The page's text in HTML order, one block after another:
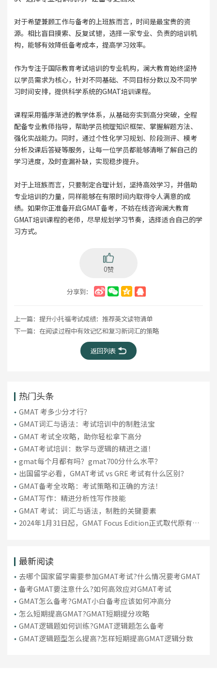
对于希望兼顾工作与备考的上班族而言，时间是最宝贵的资
源。相比盲目摸索、反复试错，选择一家专业、负责的培训机
构，能够有效降低备考成本，提高学习效率。
作为专注于国际教育考试培训的专业机构，澜大教育始终坚持
以学员需求为核心，针对不同基础、不同目标分数以及不同学
习时间安排，提供科学系统的GMAT培训课程。
课程采用循序渐进的教学体系，从基础夯实到高分突破，全程
配备专业教师指导，帮助学员梳理知识框架、掌握解题方法、
强化实战能力。同时，通过个性化学习规划、阶段测评、模考
分析及课后答疑等服务，让每一位学员都能够清晰了解自己的
学习进度，及时查漏补缺，实现稳步提升。
对于上班族而言，只要制定合理计划，坚持高效学习，并借助
专业培训的力量，同样能够在有限时间内取得令人满意的成
绩。如果你正准备开启GMAT备考，不妨在线咨询澜大教育
GMAT培训课程的老师，尽早规划学习节奏，选择适合自己的学
习方式。
0赞
分享到：
上一篇： 提升小托福考试成绩：推荐英文读物清单
下一篇： 在阅读过程中有效记忆和复习新词汇的策略
返回列表
热门头条
GMAT 考多少分才行？
GMAT词汇与语法：考试培训中的制胜法宝
​GMAT 考试全攻略，助你轻松拿下高分
GMAT考试培训：数学与逻辑的精进之道！
gmat每个月都有吗？gmat700分什么水平？
​出国留学必看，GMAT考试 vs GRE 考试有什么区别？
GMAT备考全攻略：考试策略和正确的方法！
GMAT写作：精进分析性写作技能
GMAT 考试：词汇与语法，制胜的关键要素
2024年1月31日起，GMAT Focus Edition正式取代原有版
最新阅读
去哪个国家留学需要参加GMAT考试?什么情况要考GMAT
备考GMAT要注意什么?如何高效应对GMAT考试
GMAT怎么备考?GMAT小白备考应该如何冲高分
怎么短期提高GMAT?GMAT短期提分攻略
GMAT逻辑题如何训练?GMAT逻辑题怎么备考
GMAT逻辑题型怎么提高?怎样短期提高GMAT逻辑分数